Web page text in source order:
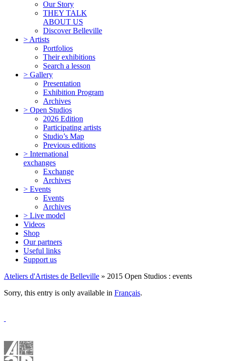
Our Story
THEY TALK
ABOUT US
Discover Belleville
> Artists
Portfolios
Their exhibitions
Search a lesson
> Gallery
Presentation
Exhibition Program
Archives
> Open Studios
2026 Edition
Participating artists
Studio’s Map
Previous editions
> International
exchanges
Exchange
Archives
> Events
Events
Archives
> Live model
Videos
Shop
Our partners
Useful links
Support us
Ateliers d'Artistes de Belleville » 2015 Open Studios : events
Sorry, this entry is only available in Français.